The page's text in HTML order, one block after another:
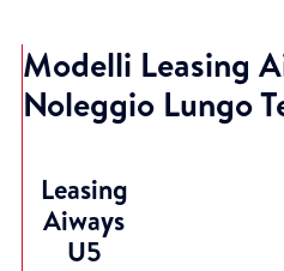
Modelli Leasing
Noleggio Lungo
Leasing
Aiways
U5